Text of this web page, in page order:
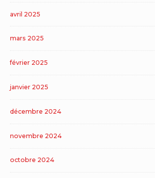
avril 2025
mars 2025
février 2025
janvier 2025
décembre 2024
novembre 2024
octobre 2024